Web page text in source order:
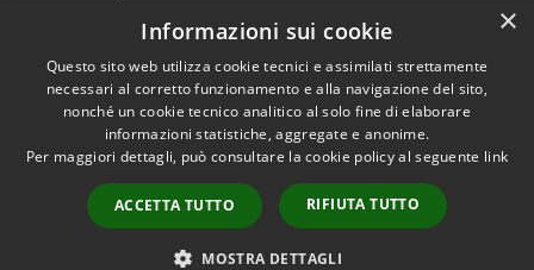
Dichiarazione di accessibilità
Accessibilità
Copyright © 2026 • Comune di
Porto San Giorgio • Powered by
Municipium•
Accesso
redazione
×
Informazioni sui cookie
Questo sito web utilizza cookie tecnici e assimilati strettamente
necessari al corretto funzionamento e alla navigazione del sito,
nonché un cookie tecnico analitico al solo fine di elaborare
informazioni statistiche, aggregate e anonime.
Per maggiori dettagli, può consultare la cookie policy al seguente link
ACCETTA TUTTO RIFIUTA TUTTO
MOSTRA DETTAGLI